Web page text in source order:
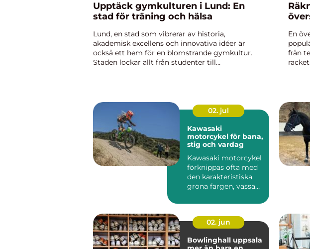
Upptäck gymkulturen i Lund: En
stad för träning och hälsa
Lund, en stad som vibrerar av historia,
akademisk excellens och innovativa idéer är
också ett hem för en blomstrande gymkultur.
Staden lockar allt från studenter till
En
från
02. jul
Kawasaki
motorcykel för bana,
stig och vardag
Kawasaki motorcykel
förknippas ofta med
den karakteristiska
gröna färgen, vassa
02. jun
Bowlinghall uppsala